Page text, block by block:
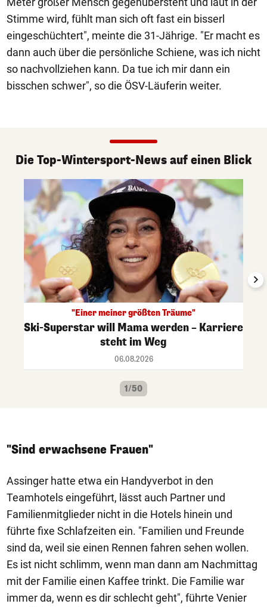
Stimme wird, fühlt man sich oft fast ein bisserl
eingeschüchtert", meinte die 31-Jährige. "Er macht es
dann auch über die persönliche Schiene, was ich nicht
so nachvollziehen kann. Da tue ich mir dann ein
bisschen schwer", so die ÖSV-Läuferin weiter.
Die Top-Wintersport-News auf einen Blick
"Einer meiner größten Träume"
Ski-Superstar will Mama werden – Karriere
steht im Weg
06.08.2026
1/50
"Sind erwachsene Frauen"
Assinger hatte etwa ein Handyverbot in den
Teamhotels eingeführt, lässt auch Partner und
Familienmitglieder nicht in die Hotels hinein und
führte fixe Schlafzeiten ein. "Familien und Freunde
sind da, weil sie einen Rennen fahren sehen wollen.
Es ist nicht schlimm, wenn man dann am Nachmittag
mit der Familie einen Kaffee trinkt. Die Familie war
immer da, wenn es dir schlecht geht", führte Venier